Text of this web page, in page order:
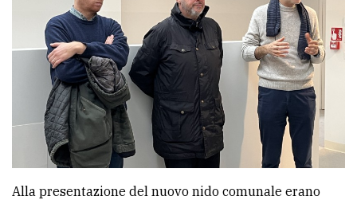
Alla presentazione del nuovo nido comunale erano